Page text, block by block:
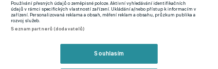
Používání přesných údajů o zeměpisné poloze. Aktivní vyhledávání identifikačních
údajů v rámci specifických vlastností zařízení. Ukládání a/nebo přístup k informacím v
zařízení. Personalizovaná reklama a obsah, měření reklam a obsahu, průzkum publika a
rozvoj služeb.
Seznam partnerů (dodavatelů)
Souhlasím